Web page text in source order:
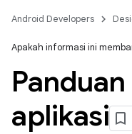
Android Developers
Apakah informasi ini
aplikasi